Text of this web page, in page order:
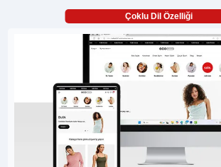
Çoklu Dil Özelliği